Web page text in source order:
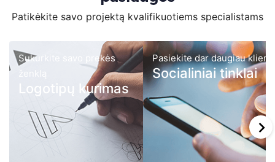
Patikėkite savo projektą kvalifikuotiems specialistams
Sukurkite savo prekės
ženklą
Logotipų kurimas
Pasiekite dar daugiau
Socialiniai tinklai